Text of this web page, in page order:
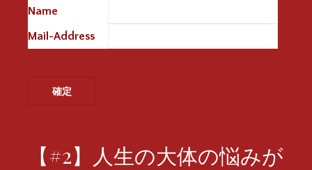
Name
Mail-Address
【#2】人生の大体の悩みが